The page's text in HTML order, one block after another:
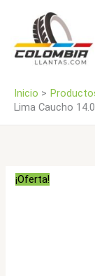
contenido
Inicio
Lima Caucho
¡Oferta!
OTR
G2